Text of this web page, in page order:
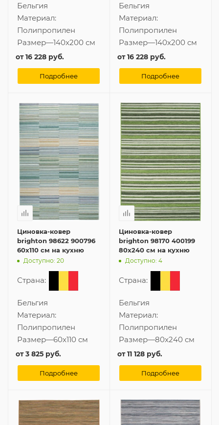
Бельгия
Материал:
Полипропилен
Размер—140x200 см
от16 228 руб.
Подробнее
Бельгия
Материал:
Полипропилен
Размер—140x200 см
от16 228 руб.
Подробнее
Циновка-ковер
brighton 98622 900796
60x110 см на кухню
Доступно: 20
Страна:
Бельгия
Материал:
Полипропилен
Размер—60x110 см
от3 825 руб.
Подробнее
Циновка-ковер
brighton 98170 400199
80x240 см на кухню
Доступно: 4
Страна:
Бельгия
Материал:
Полипропилен
Размер—80x240 см
от11 128 руб.
Подробнее